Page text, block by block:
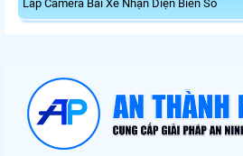
Lắp Camera Bãi Xe Nhận Diện Biển Số